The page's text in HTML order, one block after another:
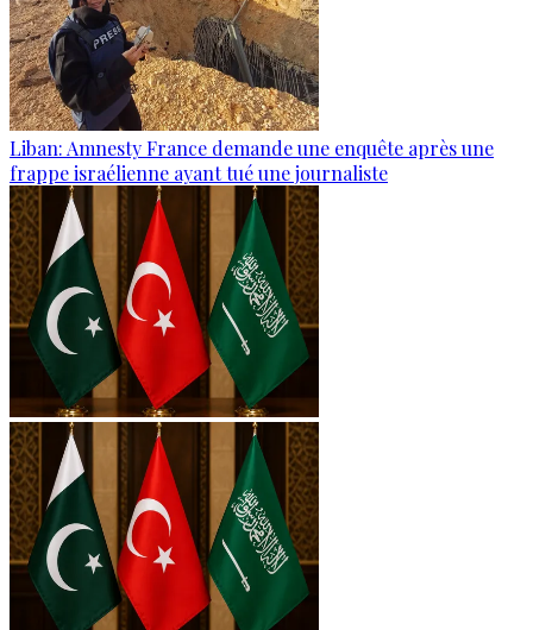
Liban: Amnesty France demande une enquête après une
frappe israélienne ayant tué une journaliste